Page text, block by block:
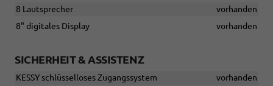
8 Lautsprecher
vorhanden
8" digitales Display
vorhanden
SICHERHEIT & ASSISTENZ
KESSY schlüsselloses Zugangssystem
vorhanden